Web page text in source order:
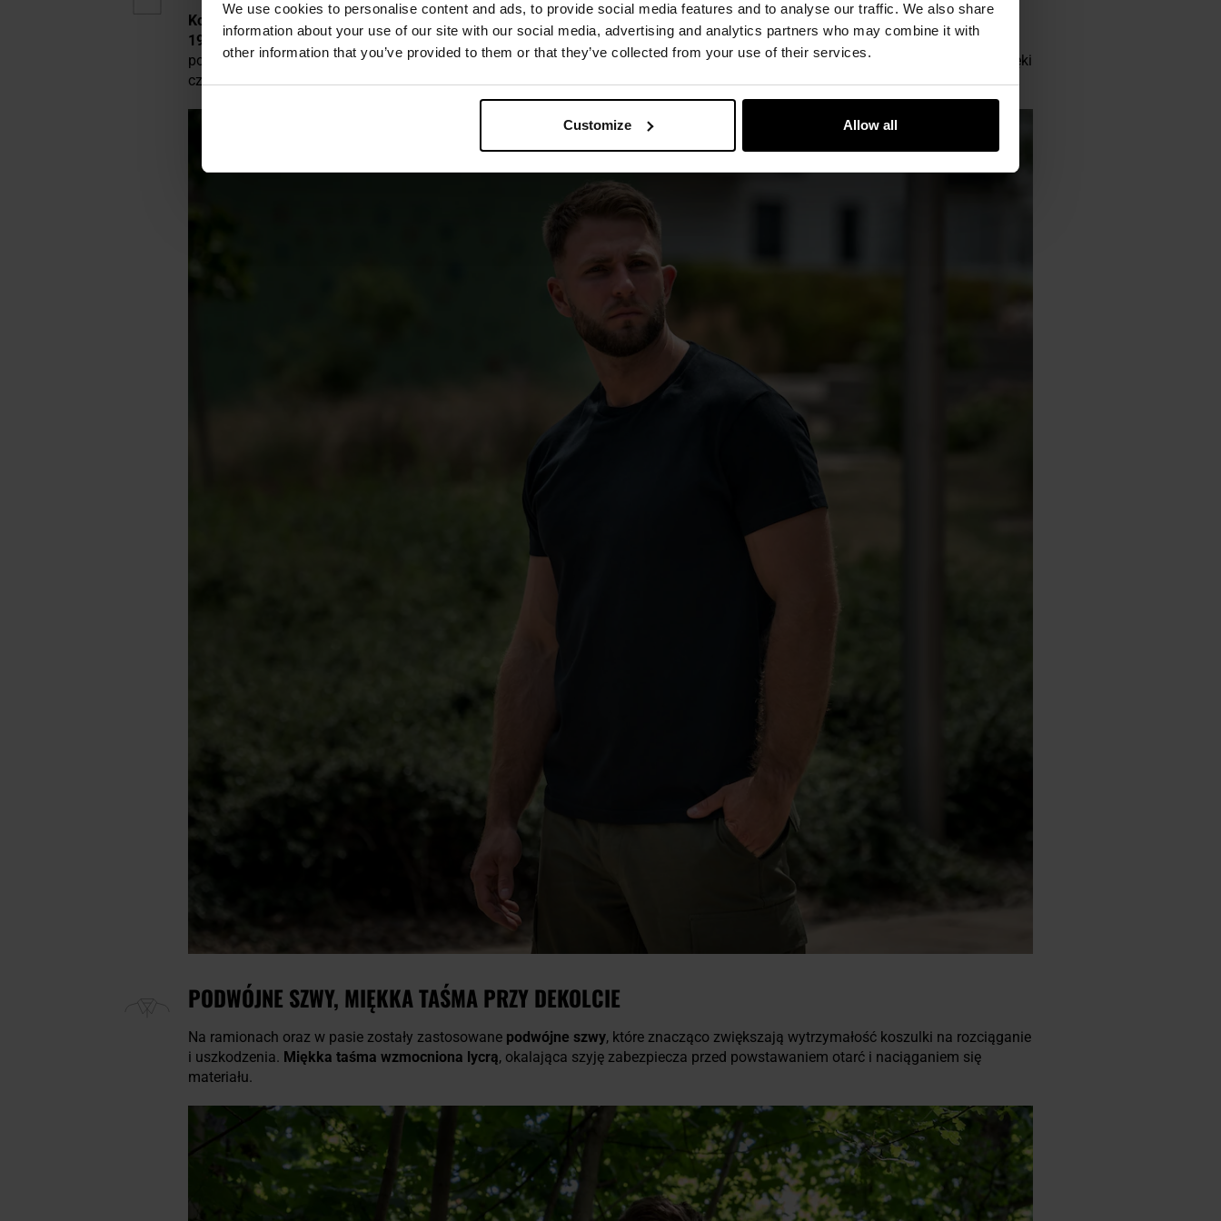
We use cookies to personalise content and ads, to provide social media features and to analyse our traffic. We also share
information about your use of our site with our social media, advertising and analytics partners who may combine it with
other information that you’ve provided to them or that they’ve collected from your use of their services.
Customize Allow all
Koszulka wojskowa z krótkim rękawem w kolorze Black wykonana w 100% z wysokogatunkowej bawełny
190 g/m2. Użyty materiał charakteryzuje się wysokąodpornością na przetarcia i rozdarcia. Zapewnia odpowiednią cyrkulację
powietrza, co pomaga w utrzymaniu komfortu termicznego. Prosty i swobodny krójzapewnia komfort i nie ogranicza ruchów, dzięki
czemu koszulka sprawdzi się zarówno jako element ubioru taktycznego, jak i użytku codziennego.
PODWÓJNE SZWY, MIĘKKA TAŚMA PRZY DEKOLCIE
Na ramionach oraz w pasie zostały zastosowane podwójne szwy, które znacząco zwiększają wytrzymałość koszulki na rozciąganie
i uszkodzenia. Miękka taśma wzmocniona lycrą, okalająca szyję zabezpiecza przed powstawaniem otarć i naciąganiem się
materiału.